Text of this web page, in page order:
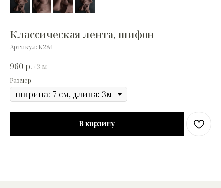
Классическая лента, шифон
Артикул: К284
960 р. 3 м
Размер
В корзину